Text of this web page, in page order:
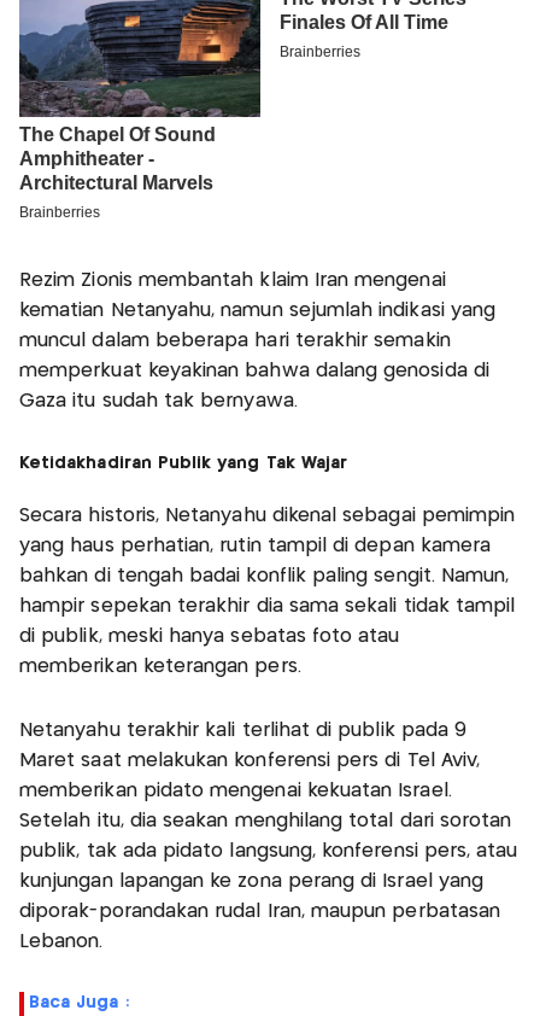
Rezim Zionis membantah klaim Iran mengenai
kematian Netanyahu, namun sejumlah indikasi yang
muncul dalam beberapa hari terakhir semakin
memperkuat keyakinan bahwa dalang genosida di
Gaza itu sudah tak bernyawa.
Ketidakhadiran Publik yang Tak Wajar
Secara historis, Netanyahu dikenal sebagai pemimpin
yang haus perhatian, rutin tampil di depan kamera
bahkan di tengah badai konflik paling sengit. Namun,
hampir sepekan terakhir dia sama sekali tidak tampil
di publik, meski hanya sebatas foto atau
memberikan keterangan pers.
Netanyahu terakhir kali terlihat di publik pada 9
Maret saat melakukan konferensi pers di Tel Aviv,
memberikan pidato mengenai kekuatan Israel.
Setelah itu, dia seakan menghilang total dari sorotan
publik, tak ada pidato langsung, konferensi pers, atau
kunjungan lapangan ke zona perang di Israel yang
diporak-porandakan rudal Iran, maupun perbatasan
Lebanon.
Baca Juga :